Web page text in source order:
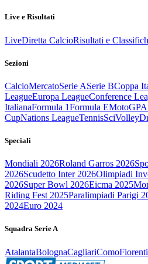
Live e Risultati
LiveDiretta CalcioRisultati e
Sezioni
CalcioMercatoSerie ASerie BCoppa
LeagueEuropa LeagueConference
ItalianaFormula 1Formula EMotoGP
CupNations LeagueTennisSciVolley
Speciali
Mondiali 2026Roland Garros 2026
2026Scudetto Inter 2026Olimpiadi
2026Super Bowl 2026Eicma 2025
Riding Fest 2025Paralimpiadi Parigi
2024Euro 2024
Squadra Serie A
AtalantaBolognaCagliariComo